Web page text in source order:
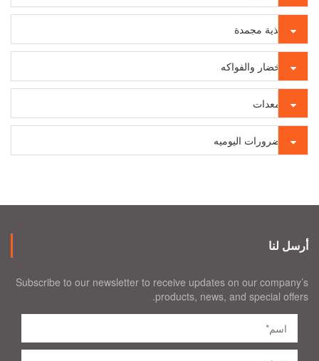
أغذية مجمدة
الخضار والفواكه
المعدات
الضرورات اليوميه
أرسل لنا
Subscribe to our newsletter to receive updates on our company’s
products, news, and special offers.